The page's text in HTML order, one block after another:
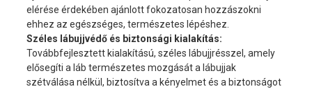
elérése érdekében ajánlott fokozatosan hozzászokni
ehhez az egészséges, természetes lépéshez.
Széles lábujjvédő és biztonsági kialakítás:
Továbbfejlesztett kialakítású, széles lábujjrésszel, amely
elősegíti a láb természetes mozgását a lábujjak
szétválása nélkül, biztosítva a kényelmet és a biztonságot